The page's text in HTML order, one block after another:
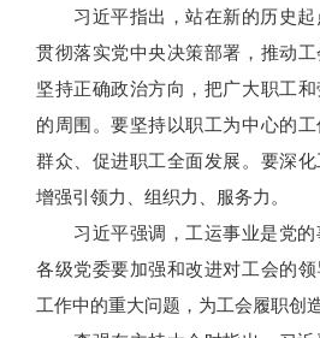
习近平指出，站在新的历史起
贯彻落实党中央决策部署，推动
坚持正确政治方向，把广大职工
的周围。要坚持以职工为中心的
群众、促进职工全面发展。要深
增强引领力、组织力、服务力。
习近平强调，工运事业是党的
各级党委要加强和改进对工会的
工作中的重大问题，为工会履职创